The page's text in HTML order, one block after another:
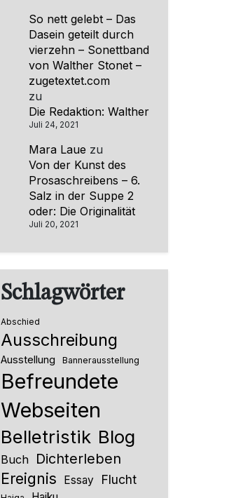
So nett gelebt – Das
Dasein geteilt durch
vierzehn – Sonettband
von Walther Stonet –
zugetextet.com
zu
Die Redaktion: Walther
Juli 24, 2021
Mara Laue zu
Von der Kunst des
Prosaschreibens – 6.
Salz in der Suppe 2
oder: Die Originalität
Juli 20, 2021
Schlagwörter
Abschied
Ausschreibung
Ausstellung Bannerausstellung
Befreundete
Webseiten
Belletristik Blog
Buch Dichterleben
Ereignis Essay Flucht